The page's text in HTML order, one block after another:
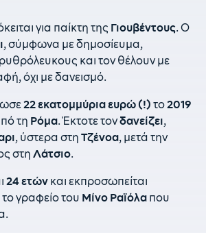
για παίκτη της Γιουβέντους. Ο
, σύμφωνα με δημοσίευμα,
και τον θέλουν με
όχι με δανεισμό.
22 εκατομμύρια ευρώ (!) το2019
τη Ρόμα. Έκτοτε τονδανείζει,
, ύστερα στη Τζένοα, μετά την
στη Λάτσιο.
24 ετών και εκπροσωπείται
γραφείο του Μίνο Ραϊόλα που